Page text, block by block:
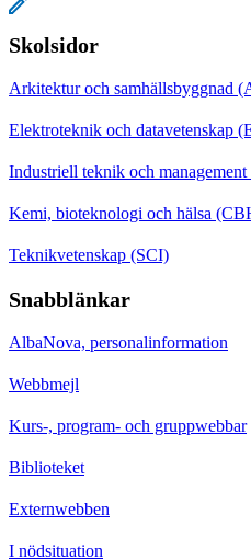
Skolsidor
Arkitektur och samhällsbyggnad
Elektroteknik och datavetenskap
Industriell teknik och
Kemi, bioteknologi och hälsa
Teknikvetenskap (SCI)
Snabblänkar
AlbaNova, personalinformation
Webbmejl
Kurs-, program- och gruppwebbar
Biblioteket
Externwebben
I nödsituation